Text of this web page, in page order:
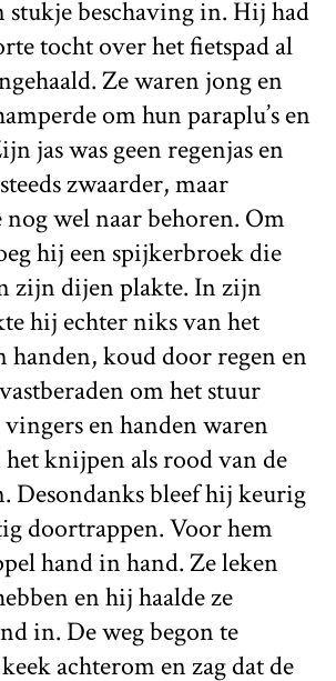
stukje beschaving in. Hij had
tocht over het fietspad al
Ze waren jong en
om hun paraplu’s en
jas was geen regenjas en
zwaarder, maar
wel naar behoren. Om
hij een spijkerbroek die
zijn dijen plakte. In zijn
hij echter niks van het
handen, koud door regen en
om het stuur
en handen waren
knijpen als rood van de
Desondanks bleef hij keurig
doortrappen. Voor hem
hand in hand. Ze leken
en hij haalde ze
in. De weg begon te
achterom en zag dat de